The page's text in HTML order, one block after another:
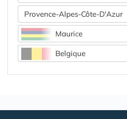
Provence-Alpes-Côte-D'Azur
Maurice
Belgique